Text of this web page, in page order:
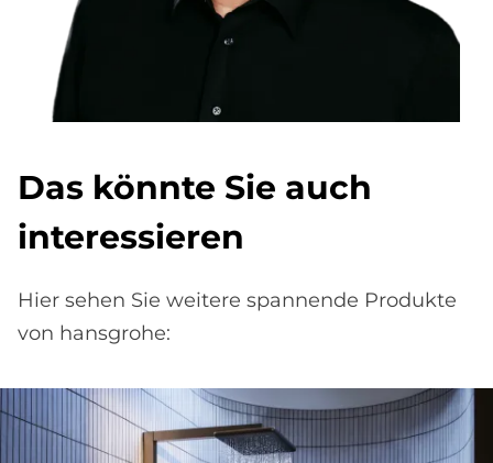
Das könnte Sie auch
interessieren
Hier sehen Sie weitere spannende Produkte
von hansgrohe: